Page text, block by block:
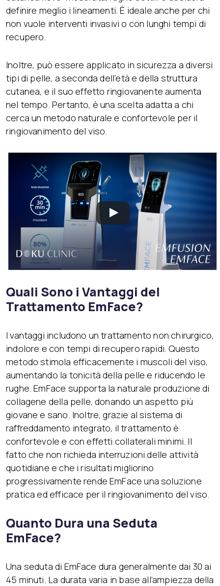
definire meglio i lineamenti. È ideale anche per chi
non vuole interventi invasivi o con lunghi tempi di
recupero.
Inoltre, può essere applicato in sicurezza a diversi
tipi di pelle, a seconda dell’età e della struttura
cutanea, e il suo effetto ringiovanente aumenta
nel tempo. Pertanto, è una scelta adatta a chi
cerca un metodo naturale e confortevole per il
ringiovanimento del viso.
Quali Sono i Vantaggi del
Trattamento EmFace?
I vantaggi includono un trattamento non chirurgico,
indolore e con tempi di recupero rapidi. Questo
metodo stimola efficacemente i muscoli del viso,
aumentando la tonicità della pelle e riducendo le
rughe. EmFace supporta la naturale produzione di
collagene della pelle, donando un aspetto più
giovane e sano. Inoltre, grazie al sistema di
raffreddamento integrato, il trattamento è
confortevole e con effetti collaterali minimi. Il
fatto che non richieda interruzioni delle attività
quotidiane e che i risultati migliorino
progressivamente rende EmFace una soluzione
pratica ed efficace per il ringiovanimento del viso.
Quanto Dura una Seduta
EmFace?
Una seduta di EmFace dura generalmente dai 30 ai
45 minuti. La durata varia in base all’ampiezza della